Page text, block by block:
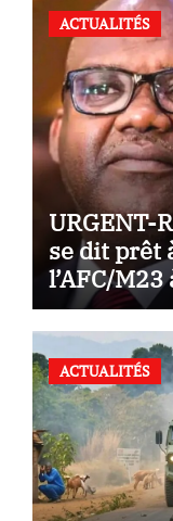
ACTUALITÉS
URGENT-
se dit prêt
l’AFC/
ACTUALITÉS